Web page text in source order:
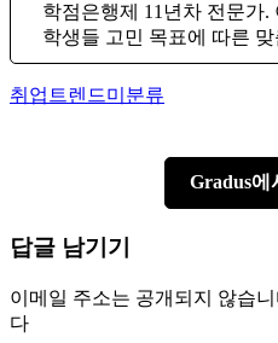
학점은행제 11년차 전문가.
학생들 고민 목표에 따른
Author
취업트렌드Categories
미분류
Gradus에
답글 남기기
이메일 주소는 공개되지 않습니
다